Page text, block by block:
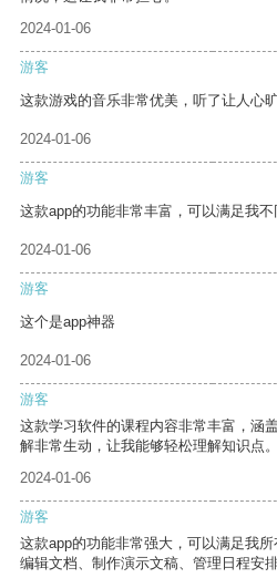
2024-01-06
游客
这款游戏的音乐非常优美，听了让人心旷
2024-01-06
游客
这款app的功能非常丰富，可以满足我不
2024-01-06
游客
这个是app神器
2024-01-06
游客
这款学习软件的课程内容非常丰富，涵
解非常生动，让我能够轻松理解知识点。
2024-01-06
游客
这款app的功能非常强大，可以满足我
编辑文档、制作演示文稿、管理日程安排